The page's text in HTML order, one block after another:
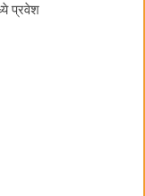
प्रवेश